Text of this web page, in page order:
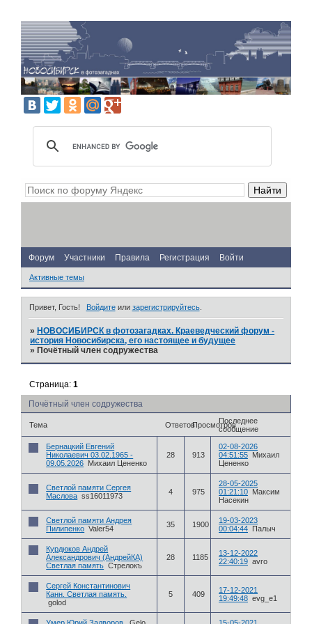
Форум Участники Правила Регистрация Войти
Активные темы
Привет, Гость! Войдитеили зарегистрируйтесь.
» НОВОСИБИРСК в фотозагадках. Краеведческий форум -
история Новосибирска, его настоящее и будущее
» Почётный член содружества
Почётный член содружества
Страница:1
Тема ОтветовПросмотровПоследнее
сообщение
Бернацкий Евгений
Николаевич 03.02.1965 -
09.05.2026 Михаил Цененко
28 913
02-08-2026
04:51:55 Михаил
Цененко
Светлой памяти Сергея
Маслова ss16011973 4 975
28-05-2025
01:21:10 Максим
Насекин
Светлой памяти Андрея
Пилипенко Valer54 35 1900
19-03-2023
00:04:44 Палыч
Курдюков Андрей
Александрович (АндрейКА)
Светлая память Стрелокъ
28 1185
13-12-2022
22:40:19 avro
Сергей Константинович
Канн. Светлая память.
golod
5 409
17-12-2021
19:49:48 evg_e1